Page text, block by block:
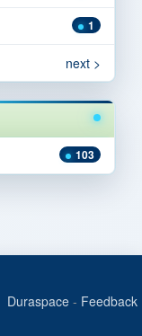
1
next >
103
Duraspace - Feedback